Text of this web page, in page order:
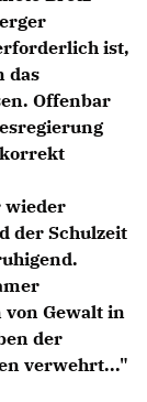
ist,
das
Offenbar
wieder
der Schulzeit
von Gewalt in
der
verwehrt..."